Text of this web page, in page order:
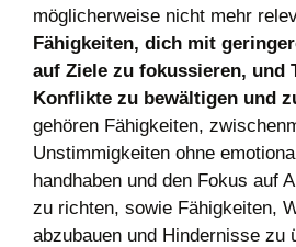
möglicherweise nicht mehr
Fähigkeiten, dich mit
auf Ziele zu fokussieren, und
Konflikte zu bewältigen und
gehören Fähigkeiten,
Unstimmigkeiten ohne
handhaben und den Fokus auf
zu richten, sowie Fähigkeiten,
abzubauen und Hindernisse zu